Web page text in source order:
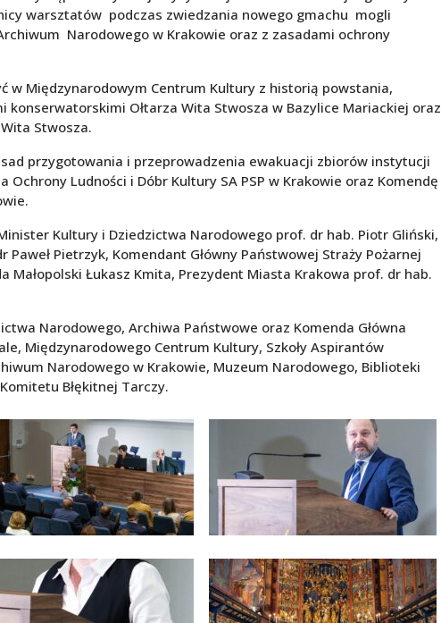
warsztatów podczas zwiedzania nowego gmachu mogli
Narodowego w Krakowie oraz z zasadami ochrony
w Międzynarodowym Centrum Kultury z historią powstania,
Ołtarza Wita Stwosza w Bazylice Mariackiej oraz
Stwosza.
przygotowania i przeprowadzenia ewakuacji zbiorów instytucji
Ludności i Dóbr Kultury SA PSP w Krakowie oraz Komendę
Kultury i Dziedzictwa Narodowego prof. dr hab. Piotr Gliński,
Pietrzyk, Komendant Główny Państwowej Straży Pożarnej
Małopolski Łukasz Kmita, Prezydent Miasta Krakowa prof. dr hab.
Narodowego, Archiwa Państwowe oraz Komenda Główna
Międzynarodowego Centrum Kultury, Szkoły Aspirantów
Narodowego w Krakowie, Muzeum Narodowego, Biblioteki
Błękitnej Tarczy.